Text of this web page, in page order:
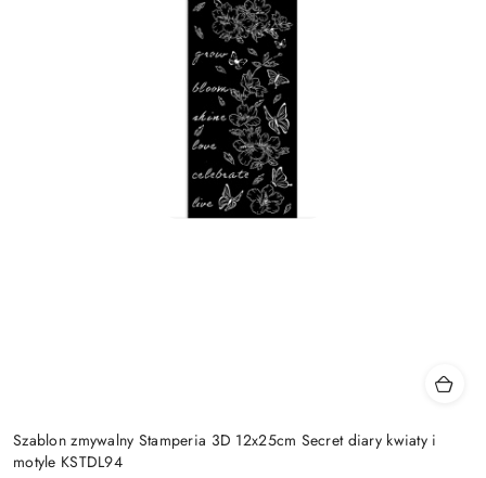
Szablon zmywalny Stamperia 3D 12x25cm Secret diary kwiaty i
motyle KSTDL94